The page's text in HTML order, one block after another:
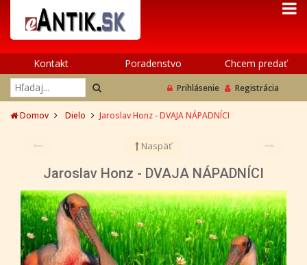
Kontakt Poradenstvo Chcem predať
Prihlásenie Registrácia
Domov Dielo Jaroslav Honz - DVAJA NÁPADNÍCI
Naspäť
Jaroslav Honz - DVAJA NÁPADNÍCI